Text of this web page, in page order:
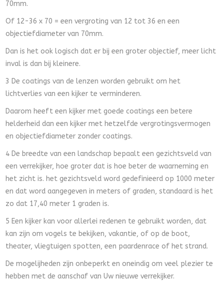
70mm.
Of 12-36 x 70 = een vergroting van 12 tot 36 en een
objectiefdiameter van 70mm.
Dan is het ook logisch dat er bij een groter objectief, meer licht
inval is dan bij kleinere.
3 De coatings van de lenzen worden gebruikt om het
lichtverlies van een kijker te verminderen.
Daarom heeft een kijker met goede coatings een betere
helderheid dan een kijker met hetzelfde vergrotingsvermogen
en objectiefdiameter zonder coatings.
4 De breedte van een landschap bepaalt een gezichtsveld van
een verrekijker, hoe groter dat is hoe beter de waarneming en
het zicht is. het gezichtsveld word gedefinieerd op 1000 meter
en dat word aangegeven in meters of graden, standaard is het
zo dat 17,40 meter 1 graden is.
5 Een kijker kan voor allerlei redenen te gebruikt worden, dat
kan zijn om vogels te bekijken, vakantie, of op de boot,
theater, vliegtuigen spotten, een paardenrace of het strand.
De mogelijheden zijn onbeperkt en oneindig om veel plezier te
hebben met de aanschaf van Uw nieuwe verrekijker.